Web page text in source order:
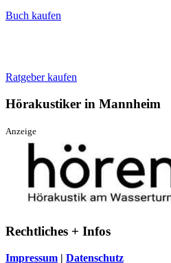
Buch kaufen
Ratgeber kaufen
Hörakustiker in Mannheim
Anzeige
Rechtliches + Infos
Impressum | Datenschutz